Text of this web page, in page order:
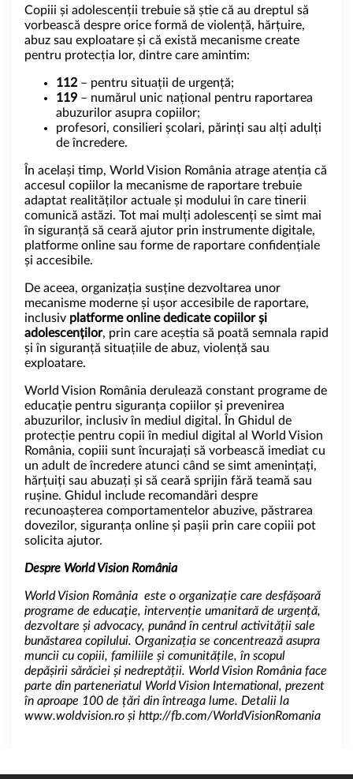
Copiii și adolescenții trebuie să știe că au dreptul să
vorbească despre orice formă de violență, hărțuire,
abuz sau exploatare și că există mecanisme create
pentru protecția lor, dintre care amintim:
112 – pentru situații de urgență;
119 – numărul unic național pentru raportarea
abuzurilor asupra copiilor;
profesori, consilieri școlari, părinți sau alți adulți
de încredere.
În același timp, World Vision România atrage atenția că
accesul copiilor la mecanisme de raportare trebuie
adaptat realităților actuale și modului în care tinerii
comunică astăzi. Tot mai mulți adolescenți se simt mai
în siguranță să ceară ajutor prin instrumente digitale,
platforme online sau forme de raportare confidențiale
și accesibile.
De aceea, organizația susține dezvoltarea unor
mecanisme moderne și ușor accesibile de raportare,
inclusiv platforme online dedicate copiilor și
adolescenților, prin care aceștia să poată semnala rapid
și în siguranță situațiile de abuz, violență sau
exploatare.
World Vision România derulează constant programe de
educație pentru siguranța copiilor și prevenirea
abuzurilor, inclusiv în mediul digital. În Ghidul de
protecție pentru copii în mediul digital al World Vision
România, copiii sunt încurajați să vorbească imediat cu
un adult de încredere atunci când se simt amenințați,
hărțuiți sau abuzați și să ceară sprijin fără teamă sau
rușine. Ghidul include recomandări despre
recunoașterea comportamentelor abuzive, păstrarea
dovezilor, siguranța online și pașii prin care copiii pot
solicita ajutor.
Despre World Vision România
World Vision România este o organizație care desfășoară
programe de educaţie, intervenție umanitară de urgență,
dezvoltare și advocacy, punând în centrul activității sale
bunăstarea copilului. Organizația se concentrează asupra
muncii cu copiii, familiile și comunitățile, în scopul
depășirii sărăciei și nedreptății. World Vision România face
parte din parteneriatul World Vision International, prezent
în aproape 100 de țări din întreaga lume. Detalii la
www.woldvision.ro și http://fb.com/WorldVisionRomania